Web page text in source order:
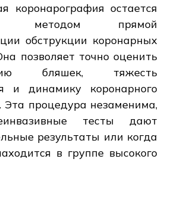
коронарография остается
методом прямой
обструкции коронарных
позволяет точно оценить
бляшек, тяжесть
и динамику коронарного
Эта процедура незаменима,
тесты дают
результаты или когда
в группе высокого